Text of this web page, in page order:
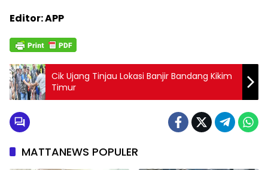
Editor: APP
Cik Ujang Tinjau Lokasi Banjir Bandang Kikim
Timur
MATTANEWS POPULER